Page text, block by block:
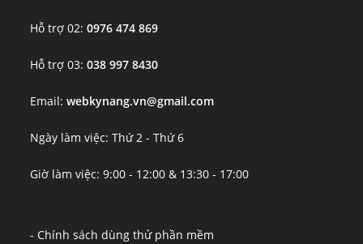
Hỗ trợ 02:0976 474 869
Hỗ trợ 03:038 997 8430
Email:webkynang.vn@gmail.com
Ngày làm việc: Thứ 2 - Thứ 6
Giờ làm việc: 9:00 - 12:00 & 13:30 - 17:00
- Chính sách dùng thử phần mềm